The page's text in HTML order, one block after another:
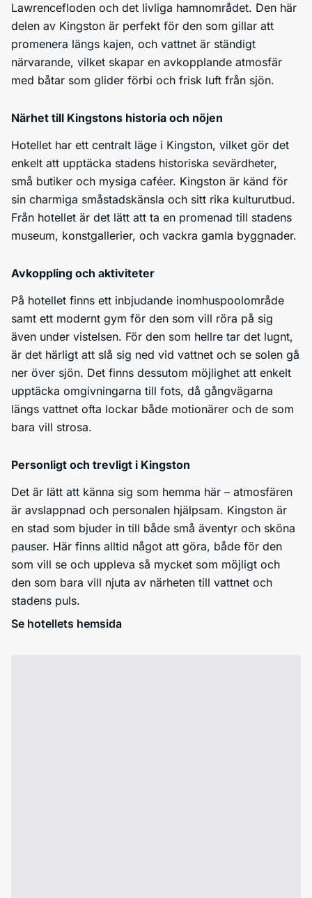
Lawrencefloden och det livliga hamnområdet. Den här
delen av Kingston är perfekt för den som gillar att
promenera längs kajen, och vattnet är ständigt
närvarande, vilket skapar en avkopplande atmosfär
med båtar som glider förbi och frisk luft från sjön.
Närhet till Kingstons historia och nöjen
Hotellet har ett centralt läge i Kingston, vilket gör det
enkelt att upptäcka stadens historiska sevärdheter,
små butiker och mysiga caféer. Kingston är känd för
sin charmiga småstadskänsla och sitt rika kulturutbud.
Från hotellet är det lätt att ta en promenad till stadens
museum, konstgallerier, och vackra gamla byggnader.
Avkoppling och aktiviteter
På hotellet finns ett inbjudande inomhuspoolområde
samt ett modernt gym för den som vill röra på sig
även under vistelsen. För den som hellre tar det lugnt,
är det härligt att slå sig ned vid vattnet och se solen gå
ner över sjön. Det finns dessutom möjlighet att enkelt
upptäcka omgivningarna till fots, då gångvägarna
längs vattnet ofta lockar både motionärer och de som
bara vill strosa.
Personligt och trevligt i Kingston
Det är lätt att känna sig som hemma här – atmosfären
är avslappnad och personalen hjälpsam. Kingston är
en stad som bjuder in till både små äventyr och sköna
pauser. Här finns alltid något att göra, både för den
som vill se och uppleva så mycket som möjligt och
den som bara vill njuta av närheten till vattnet och
stadens puls.
Se hotellets hemsida